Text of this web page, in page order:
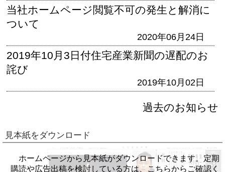
当社ホームページ閲覧不可の発生と解消に
ついて
2020年06月24日
2019年10月3日付住宅産業新聞の遅配のお
詫び
2019年10月02日
過去のお知らせ
見本紙をダウンロード
ホームページから見本紙がダウンロードできます。定期
購読や広告出稿を検討している方は、こちらからご確認く